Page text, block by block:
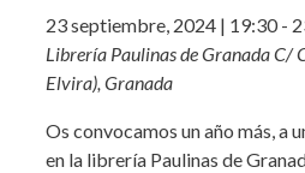
23 septiembre, 2024 | 19:30-
Librería Paulinas de GranadaC/
Elvira), Granada
Os convocamos un año más, a
en la librería Paulinas de